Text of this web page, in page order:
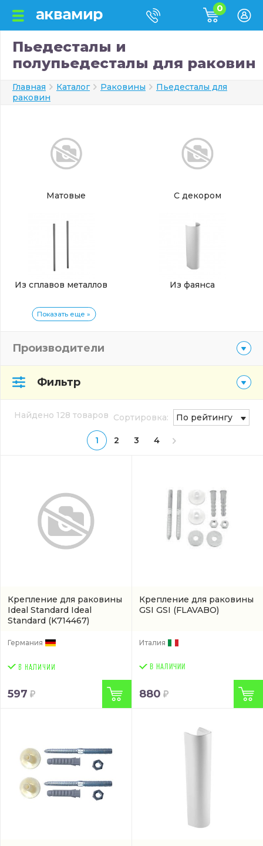
0
Пьедесталы и
полупьедесталы для раковин
Главная Каталог Раковины
Пьедесталы для
раковин
Матовые С декором
Из сплавов металлов Из фаянса
Показать еще »
Производители
Фильтр
Найдено 128 товаров
1 2 3 4
Сортировка: По рейтингу
Крепление для раковины
Ideal Standard Ideal
Standard (K714467)
Германия
597
Крепление для раковины
GSI GSI (FLAVABO)
Италия
В НАЛИЧИИ
880